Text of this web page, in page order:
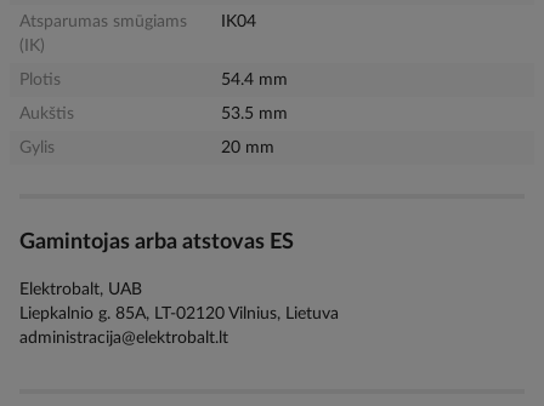
Atsparumas smūgiams
(IK)
IK04
Plotis
54.4 mm
Aukštis
53.5 mm
Gylis
20 mm
Gamintojas arba atstovas ES
Elektrobalt, UAB
Liepkalnio g. 85A, LT-02120 Vilnius, Lietuva
administracija@elektrobalt.lt